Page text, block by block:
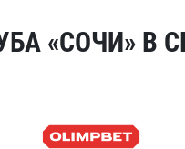
«СОЧИ» В